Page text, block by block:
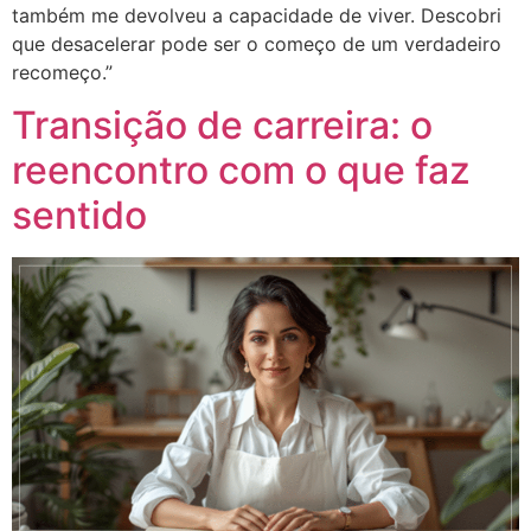
também me devolveu a capacidade de viver. Descobri
que desacelerar pode ser o começo de um verdadeiro
recomeço.”
Transição de carreira: o
reencontro com o que faz
sentido